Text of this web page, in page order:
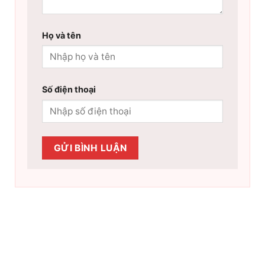
Họ và tên
Số điện thoại